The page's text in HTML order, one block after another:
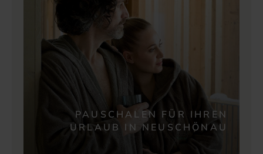
PAUSCHALEN FÜR IHREN
URLAUB IN NEUSCHÖNAU